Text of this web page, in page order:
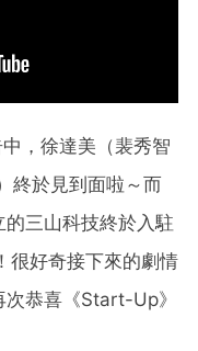
，徐達美（裴秀智
終於見到面啦～而
的三山科技終於入駐
很好奇接下來的劇情
恭喜《Start-Up》